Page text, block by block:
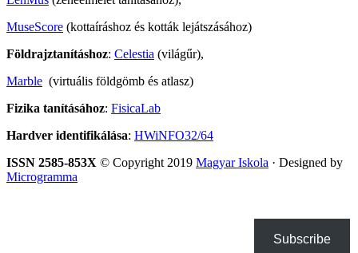
MuseScore (kottaíráshoz és kották lejátszásához)
Földrajztanításhoz: Celestia (világűr),
Marble (virtuális földgömb és atlasz)
Fizika tanításához: FisicaLab
Hardver identifikálása: HWiNFO32/64
ISSN 2585-853X © Copyright 2019 Magyar Iskola · Designed by
Microgramma
Subscribe